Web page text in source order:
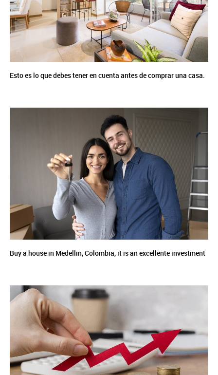
Esto es lo que debes tener en cuenta antes de comprar una casa.
Buy a house in Medellin, Colombia, it is an excellente investment